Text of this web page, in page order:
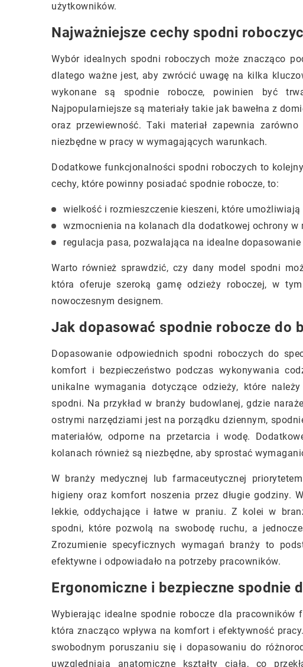
użytkowników.
Najważniejsze cechy spodni
Wybór idealnych spodni roboczych może znacząco
dlatego ważne jest, aby zwrócić uwagę na kilka
wykonane są spodnie robocze, powinien być
Najpopularniejsze są materiały takie jak bawełna z
oraz przewiewność. Taki materiał zapewnia
niezbędne w pracy w wymagających warunkach.
Dodatkowe funkcjonalności spodni roboczych to
cechy, które powinny posiadać spodnie robocze, to:
wielkość i rozmieszczenie kieszeni, które
wzmocnienia na kolanach dla dodatkowej ochrony
regulacja pasa, pozwalająca na idealne
Warto również sprawdzić, czy dany model spodni
która oferuje szeroką gamę odzieży roboczej, w
nowoczesnym designem.
Jak dopasować spodnie robocze do
Dopasowanie odpowiednich spodni roboczych do
komfort i bezpieczeństwo podczas wykonywania
unikalne wymagania dotyczące odzieży, które
spodni. Na przykład w branży budowlanej, gdzie
ostrymi narzędziami jest na porządku dziennym,
materiałów, odporne na przetarcia i wodę.
kolanach również są niezbędne, aby sprostać
W branży medycznej lub farmaceutycznej
higieny oraz komfort noszenia przez długie godziny.
lekkie, oddychające i łatwe w praniu. Z kolei w
spodni, które pozwolą na swobodę ruchu, a
Zrozumienie specyficznych wymagań branży to
efektywne i odpowiadało na potrzeby pracowników.
Ergonomiczne i bezpieczne spodnie
Wybierając idealne spodnie robocze dla
która znacząco wpływa na komfort i efektywność
swobodnym poruszaniu się i dopasowaniu do
uwzględniają anatomiczne kształty ciała, co